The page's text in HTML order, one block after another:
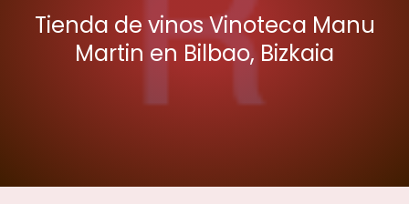
Tienda de vinos Vinoteca Manu
Martin en Bilbao, Bizkaia